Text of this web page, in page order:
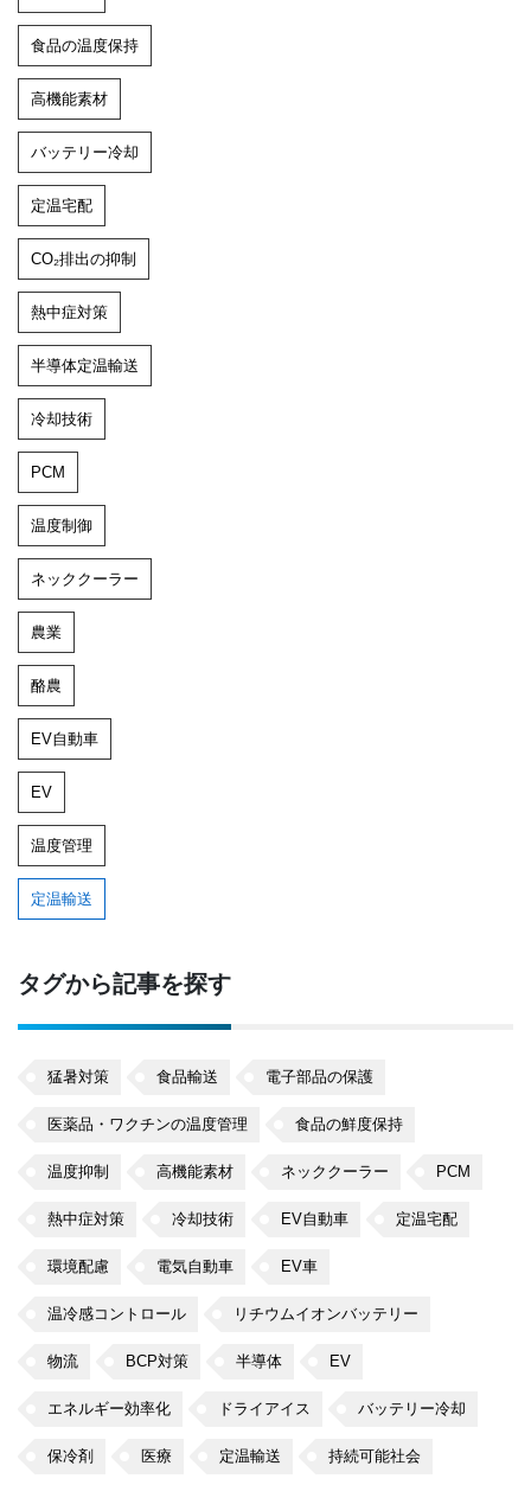
食品の温度保持
高機能素材
バッテリー冷却
定温宅配
CO₂排出の抑制
熱中症対策
半導体定温輸送
冷却技術
PCM
温度制御
ネッククーラー
農業
酪農
EV自動車
EV
温度管理
定温輸送
タグから記事を探す
猛暑対策 食品輸送 電子部品の保護
医薬品・ワクチンの温度管理 食品の鮮度保持
温度抑制 高機能素材 ネッククーラー PCM
熱中症対策 冷却技術 EV自動車 定温宅配
環境配慮 電気自動車 EV車
温冷感コントロール リチウムイオンバッテリー
物流 BCP対策 半導体 EV
エネルギー効率化 ドライアイス バッテリー冷却
保冷剤 医療 定温輸送 持続可能社会